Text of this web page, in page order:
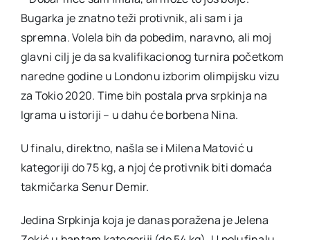
Bugarka je znatno teži protivnik, ali sam i ja
spremna. Volela bih da pobedim, naravno, ali moj
glavni cilj je da sa kvalifikacionog turnira početkom
naredne godine u Londonu izborim olimpijsku vizu
za Tokio 2020. Time bih postala prva srpkinja na
Igrama u istoriji – u dahu će borbena Nina.
U finalu, direktno, našla se i Milena Matović u
kategoriji do 75 kg, a njoj će protivnik biti domaća
takmičarka Senur Demir.
Jedina Srpkinja koja je danas poražena je Jelena